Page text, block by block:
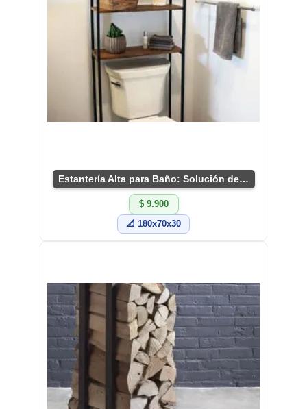
Estantería Alta para Baño: Solución de Almacenaje
$ 9.900
📐 180x70x30